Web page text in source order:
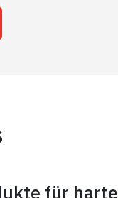
für